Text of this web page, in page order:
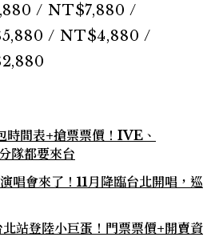
/ NT$7,880 /
/ NT$4,880 /
間表+搶票票價！IVE、
隊都要來台
會來了！11月降臨台北開唱，巡
站登陸小巨蛋！門票票價+開賣資